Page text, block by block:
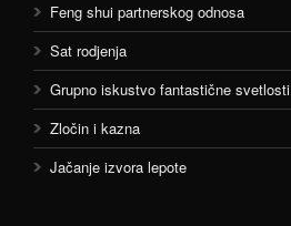
Feng shui partnerskog odnosa
Sat rodjenja
Grupno iskustvo fantastične svetlosti
Zločin i kazna
Jačanje izvora lepote